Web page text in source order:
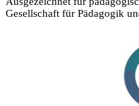
Gesellschaft für Pädagogik